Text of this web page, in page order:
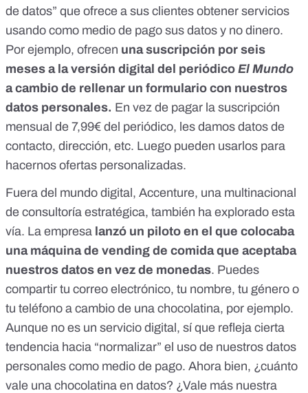
de datos” que ofrece a sus clientes obtener servicios
usando como medio de pago sus datos y no dinero.
Por ejemplo, ofrecen una suscripción por seis
meses a la versión digital del periódico El Mundo
a cambio de rellenar un formulario con nuestros
datos personales. En vez de pagar la suscripción
mensual de 7,99€ del periódico, les damos datos de
contacto, dirección, etc. Luego pueden usarlos para
hacernos ofertas personalizadas.
Fuera del mundo digital, Accenture, una multinacional
de consultoría estratégica, también ha explorado esta
vía. La empresa lanzó un piloto en el que colocaba
una máquina de vending de comidaque aceptaba
nuestros datos en vez de monedas. Puedes
compartir tu correo electrónico, tu nombre, tu género o
tu teléfono a cambio de una chocolatina, por ejemplo.
Aunque no es un servicio digital, sí que refleja cierta
tendencia hacia “normalizar” el uso de nuestros datos
personales como medio de pago. Ahora bien, ¿cuánto
vale una chocolatina en datos? ¿Vale más nuestra